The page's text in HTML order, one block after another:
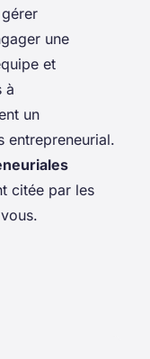
une
et
à
un
entrepreneurial.
citée par les